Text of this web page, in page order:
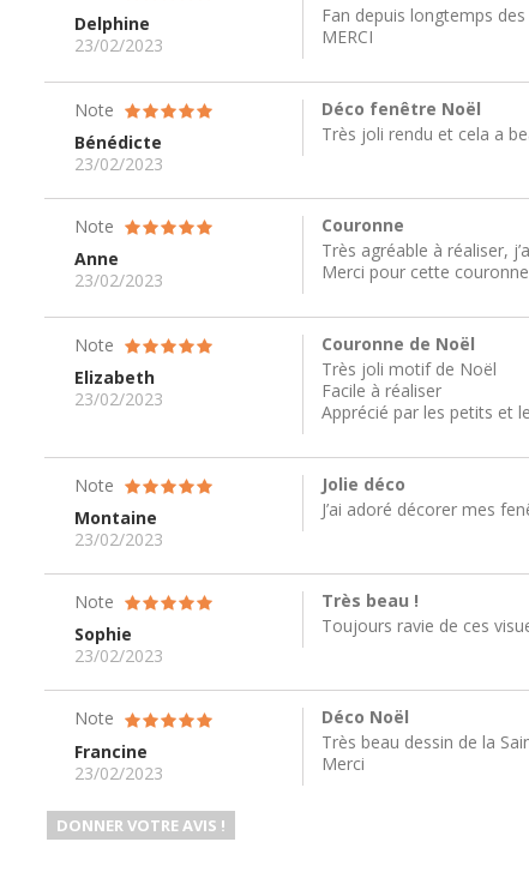
Delphine
23/02/2023
Fan depuis longtemps
MERCI
Note
Bénédicte
23/02/2023
Déco fenêtre Noël
Très joli rendu et cela a
Note
Anne
23/02/2023
Couronne
Très agréable à réaliser,
Merci pour cette
Note
Elizabeth
23/02/2023
Couronne de Noël
Très joli motif de Noël
Facile à réaliser
Apprécié par les petits et
Note
Montaine
23/02/2023
Jolie déco
J’ai adoré décorer mes
Note
Sophie
23/02/2023
Très beau !
Toujours ravie de ces
Note
Francine
23/02/2023
Déco Noël
Très beau dessin de la
Merci
DONNER VOTRE AVIS !